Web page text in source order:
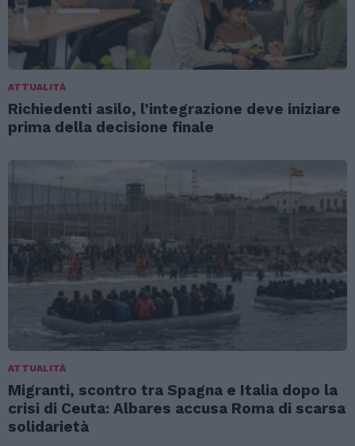
ATTUALITÀ
Richiedenti asilo, l’integrazione deve iniziare
prima della decisione finale
ATTUALITÀ
Migranti, scontro tra Spagna e Italia dopo la
crisi di Ceuta: Albares accusa Roma di scarsa
solidarietà